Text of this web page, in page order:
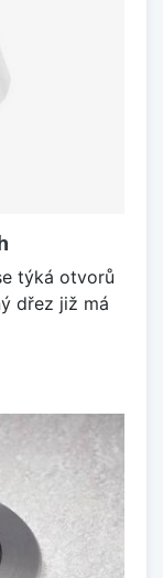
týká otvorů
dřez již má